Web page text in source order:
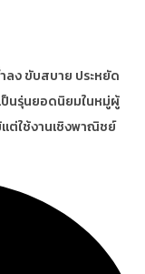
ลง ขับสบาย ประหยัด
ป็นรุ่นยอดนิยมในหมู่ผู้
ต่ใช้งานเชิงพาณิชย์